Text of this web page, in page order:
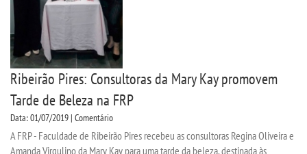
Ribeirão Pires: Consultoras da Mary Kay promovem
Tarde de Beleza na FRP
Data: 01/07/2019 | Comentário
A FRP - Faculdade de Ribeirão Pires recebeu as consultoras Regina Oliveira e
Amanda Virgulino da Mary Kay para uma tarde da beleza, destinada às